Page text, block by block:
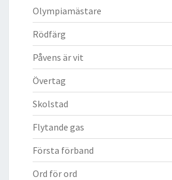
Olympiamästare
Rödfärg
Påvens är vit
Övertag
Skolstad
Flytande gas
Första förband
Ord för ord